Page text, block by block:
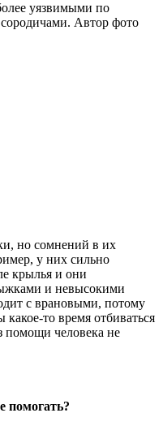
но сомнений в их
у них сильно
крылья и они
и невысокими
с врановыми, потому
то время отбиваться
помощи человека не
помогать?